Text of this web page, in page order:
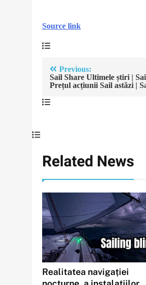
Source link
Navigare
în
Previous:
Sail Share Ultimele știri |
Prețul acțiunii Sail astăzi |
Related News
Realitatea navigației